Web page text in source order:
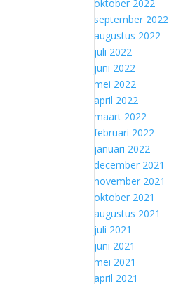
oktober 2022
september 2022
augustus 2022
juli 2022
juni 2022
mei 2022
april 2022
maart 2022
februari 2022
januari 2022
december 2021
november 2021
oktober 2021
augustus 2021
juli 2021
juni 2021
mei 2021
april 2021